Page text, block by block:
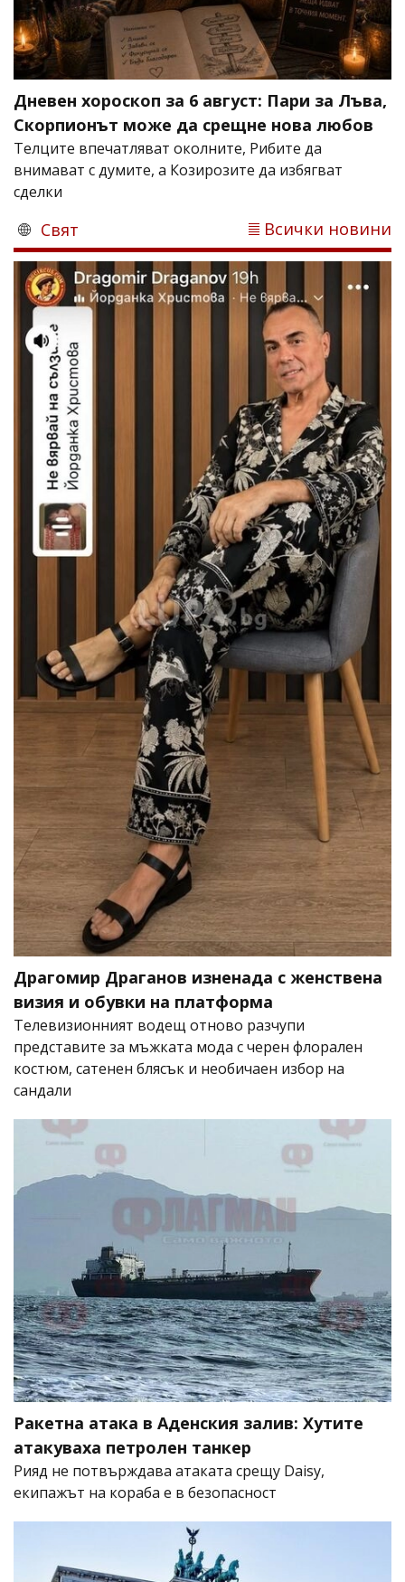
Дневен хороскоп за 6 август: Пари за Лъва,
Скорпионът може да срещне нова любов
Телците впечатляват околните, Рибите да
внимават с думите, а Козирозите да избягват
сделки
Свят Всички новини
Драгомир Драганов изненада с женствена
визия и обувки на платформа
Телевизионният водещ отново разчупи
представите за мъжката мода с черен флорален
костюм, сатенен блясък и необичаен избор на
сандали
Ракетна атака в Аденския залив: Хутите
атакуваха петролен танкер
Рияд не потвърждава атаката срещу Daisy,
екипажът на кораба е в безопасност